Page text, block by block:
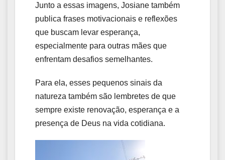
Junto a essas imagens, Josiane também
publica frases motivacionais e reflexões
que buscam levar esperança,
especialmente para outras mães que
enfrentam desafios semelhantes.
Para ela, esses pequenos sinais da
natureza também são lembretes de que
sempre existe renovação, esperança e a
presença de Deus na vida cotidiana.